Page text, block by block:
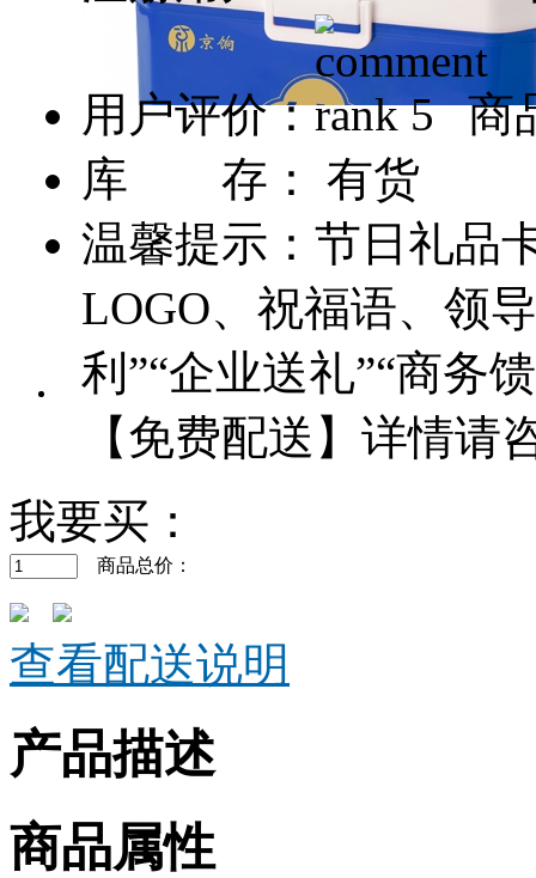
用户评价：
商
库 存： 有货
温馨提示：节日礼品
LOGO、祝福语、领
利”“企业送礼”“商务
【免费配送】详情请
我要买：
商品总价：
查看配送说明
产品描述
商品属性